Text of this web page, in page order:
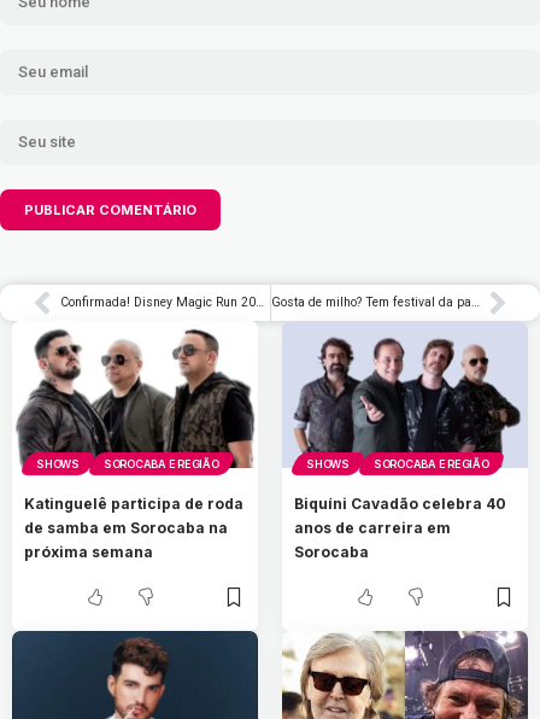
Confirmada! Disney Magic Run 2026 em São Paulo terá percurso temático para famílias Gosta de milho? Tem festival da pamonha em Campos do Jordão com entrada gratuita
SHOWS SOROCABA E REGIÃO
Katinguelê participa de roda
de samba em Sorocaba na
próxima semana
SHOWS SOROCABA E REGIÃO
Biquíni Cavadão celebra 40
anos de carreira em
Sorocaba